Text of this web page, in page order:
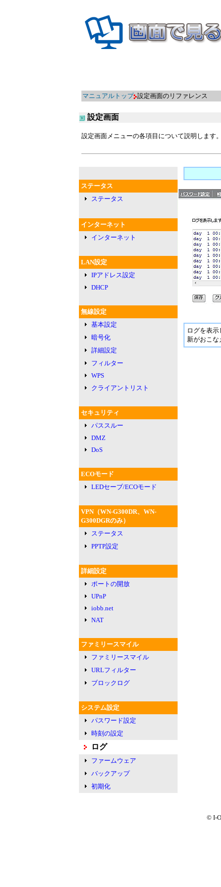
マニュアルトップ 設定画面のリファレンス
設定画面
設定画面メニューの各項目について説明します
ステータス
ステータス
インターネット
インターネット
LAN設定
IPアドレス設定
DHCP
無線設定
基本設定
暗号化
詳細設定
フィルター
WPS
クライアントリスト
セキュリティ
パススルー
DMZ
DoS
ECOモード
LEDセーブ/ECOモード
VPN（WN-G300DR、WN-
G300DGRのみ）
ステータス
PPTP設定
詳細設定
ポートの開放
UPnP
iobb.net
NAT
ファミリースマイル
ファミリースマイル
URLフィルター
ブロックログ
システム設定
パスワード設定
時刻の設定
ログ
ファームウェア
バックアップ
初期化
ログを表
新がおこな
© I-